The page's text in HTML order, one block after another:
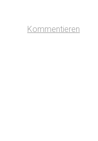
Kommentieren